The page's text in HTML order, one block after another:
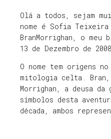
Olá a todos, sejam
nome é Sofia
BranMorrighan, o meu
13 de Dezembro de
O nome tem origens
mitologia celta. Bran,
Morrighan, a deusa
símbolos desta
década, ambos